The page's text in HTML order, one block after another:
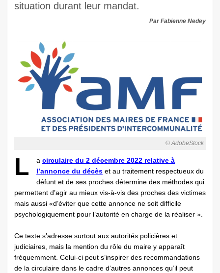
situation durant leur mandat.
Par Fabienne Nedey
© AdobeStock
L a circulaire du 2 décembre 2022 relative à
l’annonce du décès et au traitement respectueux du
défunt et de ses proches détermine des méthodes qui
permettent d’agir au mieux vis-à-vis des proches des victimes
mais aussi «d’éviter que cette annonce ne soit difficile
psychologiquement pour l’autorité en charge de la réaliser ».
Ce texte s’adresse surtout aux autorités policières et
judiciaires, mais la mention du rôle du maire y apparaît
fréquemment. Celui-ci peut s’inspirer des recommandations
de la circulaire dans le cadre d’autres annonces qu’il peut